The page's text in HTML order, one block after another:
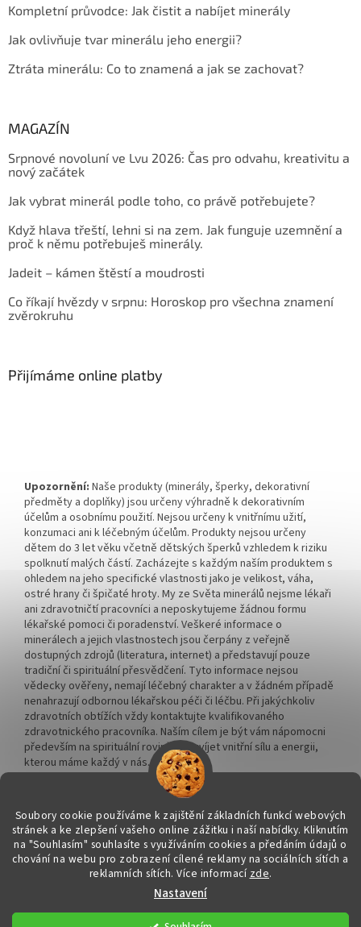
Soubory cookie používáme k zajištění základních funkcí webových
stránek a ke zlepšení vašeho online zážitku i naší nabídky. Kliknutím
na "Souhlasím" souhlasíte s využíváním cookies a předáním údajů o
chování na webu pro zobrazení cílené reklamy na sociálních sítích a
reklamních sítích. Více informací zde.
Nastavení
Kompletní průvodce: Jak čistit a nabíjet minerály
Jak ovlivňuje tvar minerálu jeho energii?
Ztráta minerálu: Co to znamená a jak se zachovat?
MAGAZÍN
Srpnové novoluní ve Lvu 2026: Čas pro odvahu, kreativitu a
nový začátek
Jak vybrat minerál podle toho, co právě potřebujete?
Když hlava třeští, lehni si na zem. Jak funguje uzemnění a
proč k němu potřebuješ minerály.
Jadeit – kámen štěstí a moudrosti
Co říkají hvězdy v srpnu: Horoskop pro všechna znamení
zvěrokruhu
Přijímáme online platby
Upozornění: Naše produkty (minerály, šperky, dekorativní
předměty a doplňky) jsou určeny výhradně k dekorativním
účelům a osobnímu použití. Nejsou určeny k vnitřnímu užití,
konzumaci ani k léčebným účelům. Produkty nejsou určeny
dětem do 3 let věku včetně dětských šperků vzhledem k riziku
spolknutí malých částí. Zacházejte s každým naším produktem s
ohledem na jeho specifické vlastnosti jako je velikost, váha,
ostré hrany či špičaté hroty. My ze Světa minerálů nejsme lékaři
ani zdravotničtí pracovníci a neposkytujeme žádnou formu
lékařské pomoci či poradenství. Veškeré informace o
minerálech a jejich vlastnostech jsou čerpány z veřejně
dostupných zdrojů (literatura, internet) a představují pouze
tradiční či spirituální přesvědčení. Tyto informace nejsou
vědecky ověřeny, nemají léčebný charakter a v žádném případě
nenahrazují odbornou lékařskou péči či léčbu. Při jakýchkoliv
zdravotních obtížích vždy kontaktujte kvalifikovaného
zdravotnického pracovníka. Naším cílem je být vám nápomocni
především na spirituální rovině a rozvíjet vnitřní sílu a energii,
kterou máme každý v nás.
Vytvořil Shoptet
nastavení cookies